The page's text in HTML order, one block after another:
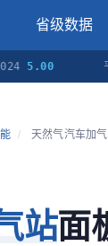
省级数据
平山
/ 天然气汽车加
站面